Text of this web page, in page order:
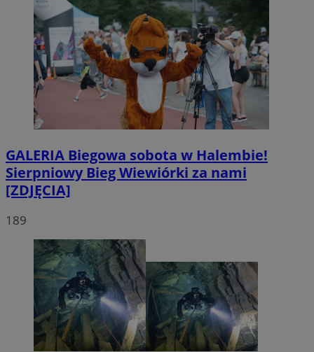
GALERIA Biegowa sobota w Halembie!
Sierpniowy Bieg Wiewiórki za nami
[ZDJĘCIA]
189